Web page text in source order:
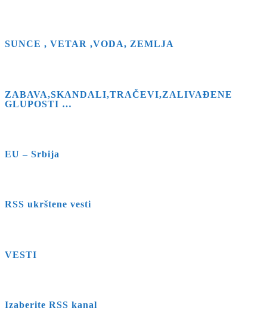
SUNCE , VETAR ,VODA, ZEMLJA
ZABAVA,SKANDALI,TRAČEVI,ZALIVAĐENE
GLUPOSTI …
EU – Srbija
RSS ukrštene vesti
VESTI
Izaberite RSS kanal